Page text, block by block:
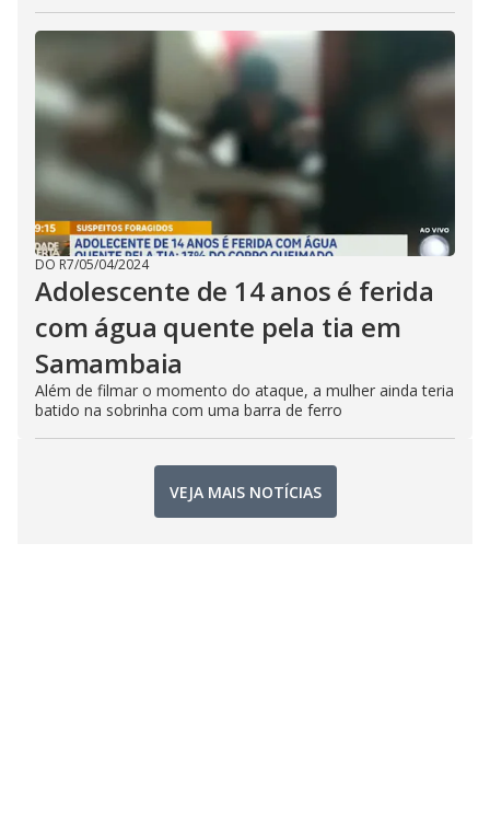
DO R7/05/04/2024
Adolescente de 14 anos é ferida
com água quente pela tia em
Samambaia
Além de filmar o momento do ataque, a mulher ainda teria
batido na sobrinha com uma barra de ferro
VEJA MAIS NOTÍCIAS